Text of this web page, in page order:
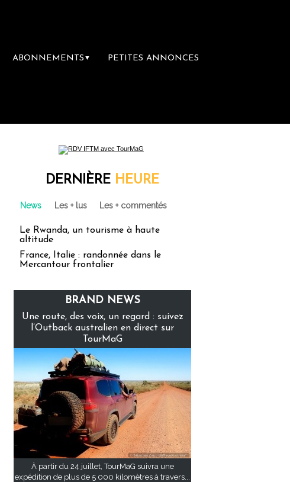
ABONNEMENTS ▼ PETITES ANNONCES
DERNIÈRE HEURE
News Les + lus Les + commentés
Le Rwanda, un tourisme à haute
altitude
France, Italie : randonnée dans le
Mercantour frontalier
BRAND NEWS
Une route, des voix, un regard : suivez
l’Outback australien en direct sur
TourMaG
À partir du 24 juillet, TourMaG suivra une
expédition de plus de 5 000 kilomètres à travers...